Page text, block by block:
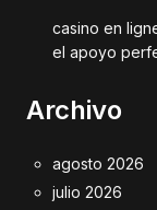
casino en
el apoyo
Archivo
agosto 2026
julio 2026